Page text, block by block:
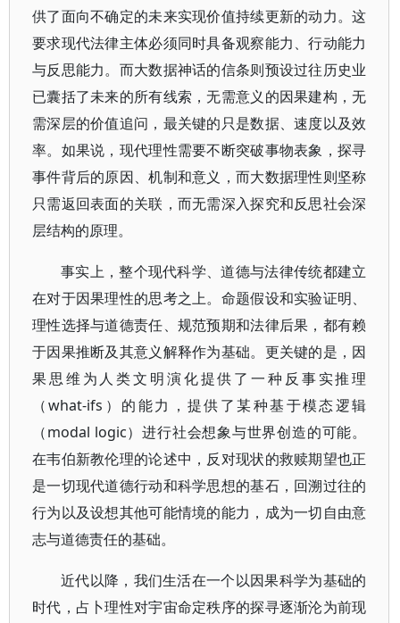
供了面向不确定的未来实现价值持续更新的动力。这
要求现代法律主体必须同时具备观察能力、行动能力
与反思能力。而大数据神话的信条则预设过往历史业
已囊括了未来的所有线索，无需意义的因果建构，无
需深层的价值追问，最关键的只是数据、速度以及效
率。如果说，现代理性需要不断突破事物表象，探寻
事件背后的原因、机制和意义，而大数据理性则坚称
只需返回表面的关联，而无需深入探究和反思社会深
层结构的原理。
事实上，整个现代科学、道德与法律传统都建立
在对于因果理性的思考之上。命题假设和实验证明、
理性选择与道德责任、规范预期和法律后果，都有赖
于因果推断及其意义解释作为基础。更关键的是，因
果思维为人类文明演化提供了一种反事实推理
（what-ifs）的能力，提供了某种基于模态逻辑
（modal logic）进行社会想象与世界创造的可能。
在韦伯新教伦理的论述中，反对现状的救赎期望也正
是一切现代道德行动和科学思想的基石，回溯过往的
行为以及设想其他可能情境的能力，成为一切自由意
志与道德责任的基础。
近代以降，我们生活在一个以因果科学为基础的
时代，占卜理性对宇宙命定秩序的探寻逐渐沦为前现